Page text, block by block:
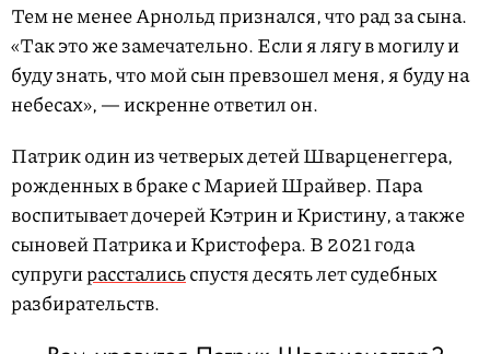
Тем не менее Арнольд признался, что рад за сына.
«Так это же замечательно. Если я лягу в могилу и
буду знать, что мой сын превзошел меня, я буду на
небесах», — искренне ответил он.
Патрик один из четверых детей Шварценеггера,
рожденных в браке с Марией Шрайвер. Пара
воспитывает дочерей Кэтрин и Кристину, а также
сыновей Патрика и Кристофера. В 2021 года
супругирассталисьспустя десять лет судебных
разбирательств.